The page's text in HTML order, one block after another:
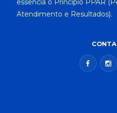
essência o Princípio PPAR
Atendimento e Resultados).